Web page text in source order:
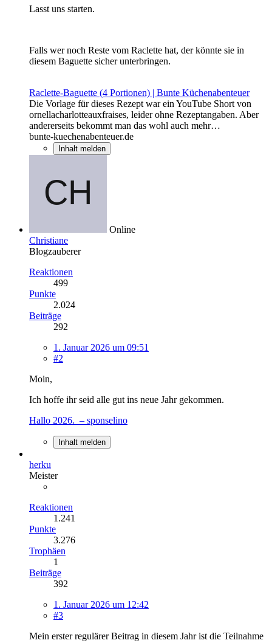
Lasst uns starten.
Falls wer noch Reste vom Raclette hat, der könnte sie in
diesem Baguette sicher unterbringen.
Raclette-Baguette (4 Portionen) | Bunte Küchenabenteuer
Die Vorlage für dieses Rezept war ein YouTube Short von
ornellacharlotteauxfraises, leider ohne Rezeptangaben. Aber
andererseits bekommt man das wohl auch mehr…
bunte-kuechenabenteuer.de
Inhalt melden
Online
Christiane
Blogzauberer
Reaktionen
499
Punkte
2.024
Beiträge
292
1. Januar 2026 um 09:51
#2
Moin,
Ich hoffe ihr seid alle gut ins neue Jahr gekommen.
Hallo 2026. – sponselino
Inhalt melden
herku
Meister
Reaktionen
1.241
Punkte
3.276
Trophäen
1
Beiträge
392
1. Januar 2026 um 12:42
#3
Mein erster regulärer Beitrag in diesem Jahr ist die Teilnahme